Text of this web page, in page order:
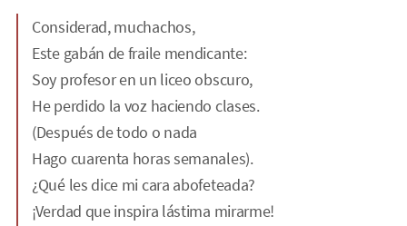
Considerad, muchachos,
Este gabán de fraile mendicante:
Soy profesor en un liceo obscuro,
He perdido la voz haciendo clases.
(Después de todo o nada
Hago cuarenta horas semanales).
¿Qué les dice mi cara abofeteada?
¡Verdad que inspira lástima mirarme!